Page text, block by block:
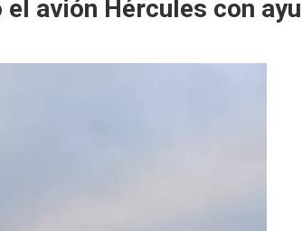
avión Hércules con